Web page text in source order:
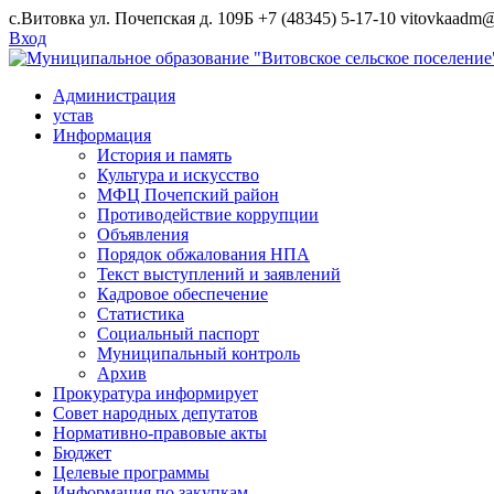
Skip
to
content
с.Витовка ул. Почепская д. 109Б +7 (48345) 5-17-10
Вход
Администрация
устав
Информация
История и память
Культура и искусство
МФЦ Почепский район
Противодействие коррупции
Объявления
Порядок обжалования НПА
Текст выступлений и заявлений
Кадровое обеспечение
Статистика
Социальный паспорт
Муниципальный контроль
Архив
Прокуратура информирует
Совет народных депутатов
Нормативно-правовые акты
Бюджет
Целевые программы